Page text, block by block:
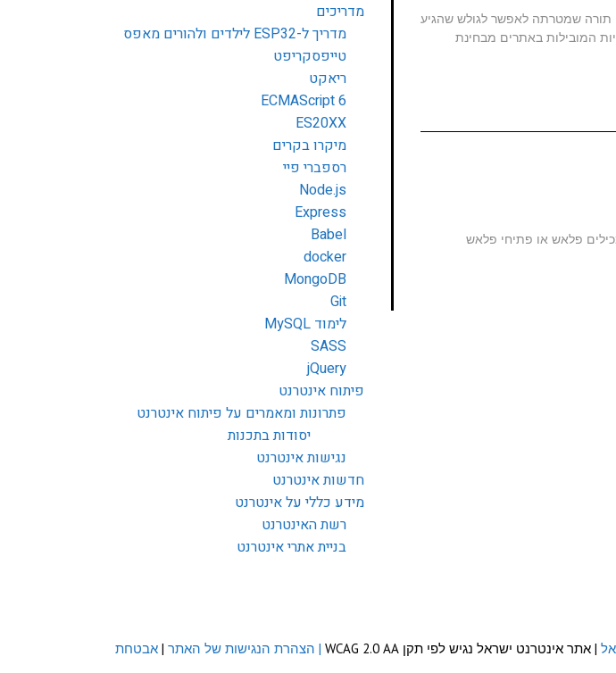
תורה שמטרתה לאפשר לגולש שהגיע
את מה שהוא רוצה במהירות הרבה ביותר. במאמר זה מובאים 10 הטעויות המובילות באתרים מבחינת
פלאש או פתיחי פלאש
מדריכים
מדריך ל-ESP32 לילדים ולהורים מאפס
טייפסקריפט
ריאקט
ECMAScript 6
ES20XX
מיקרו בקרים
רספברי פיי
Node.js
Express
Babel
docker
MongoDB
Git
לימוד MySQL
SASS
jQuery
פיתוח אינטרנט
פתרונות ומאמרים על פיתוח אינטרנט
יסודות בתכנות
נגישות אינטרנט
חדשות אינטרנט
מידע כללי על אינטרנט
רשת האינטרנט
בניית אתרי אינטרנט
| אתר אינטרנט ישראל נגיש לפי תקן WCAG 2.0 AA | הצהרת הנגישות של האתר | אבטחת